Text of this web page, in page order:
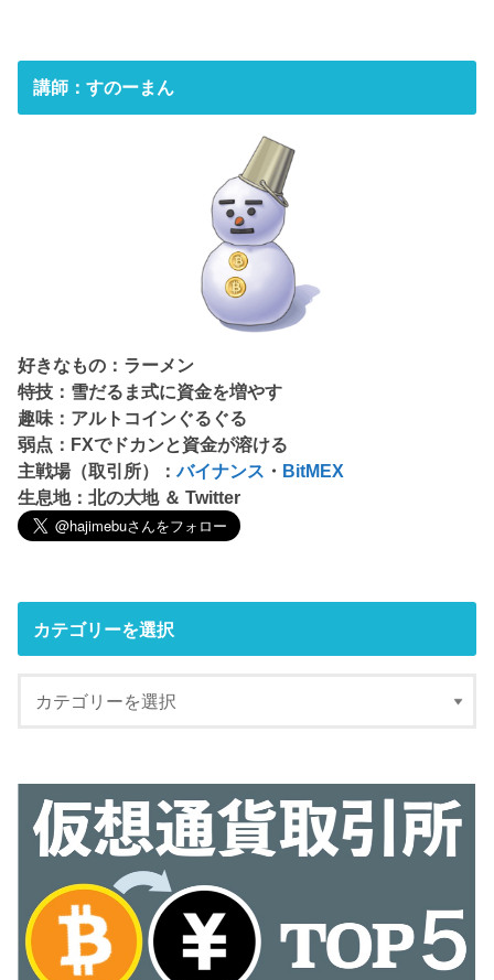
講師：すのーまん
好きなもの：ラーメン
特技：雪だるま式に資金を増やす
趣味：アルトコインぐるぐる
弱点：FXでドカンと資金が溶ける
主戦場（取引所）：バイナンス ・ BitMEX
生息地：北の大地 ＆ Twitter
カテゴリーを選択